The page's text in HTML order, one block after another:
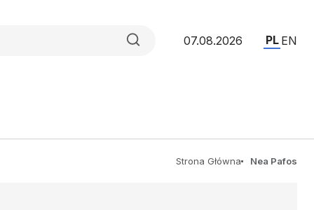
07.08.2026 PL EN
Strona Główna Nea Pafos